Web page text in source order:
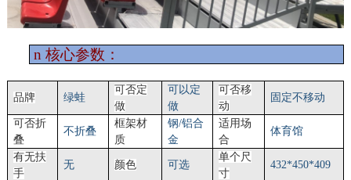
n 核心参数：
品牌 绿蛙
可否定
做
可以定
做
可否移
动
固定不移动
可否折
叠
不折叠
框架材
质
钢/铝合
金
适用场
合
体育馆
有无扶
手
无 颜色 可选
单个尺
寸
432*450*409